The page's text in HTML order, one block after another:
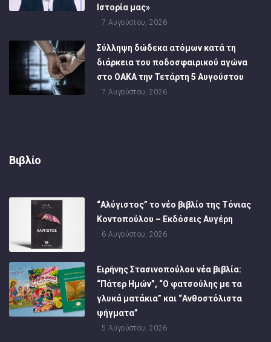
Ιστορία μας»
7 Αυγούστου, 2026
Σύλληψη δώδεκα ατόμων κατά τη
διάρκεια του ποδοσφαιρικού αγώνα
στο ΟΑΚΑ την Τετάρτη 5 Αυγούστου
7 Αυγούστου, 2026
Βιβλίο
“Αλύγιστος” το νέο βιβλίο της Τόνιας
Κοντοπούλου – Εκδόσεις Αυγέρη
6 Αυγούστου, 2026
Ειρήνης Στασινοπούλου νέα βιβλία:
“Πάτερ Ημών”, “Ο φατσούλης με τα
γλυκά ματάκια” και “Ανθοστόλιστα
ψήγματα”
5 Αυγούστου, 2026